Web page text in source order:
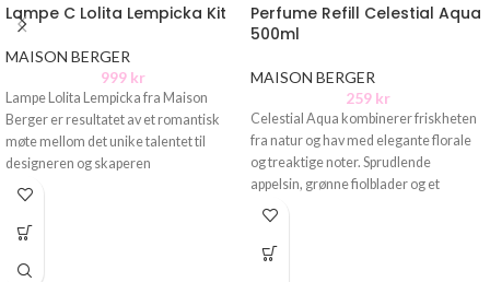
Lampe C Lolita Lempicka Kit
MAISON BERGER
999 kr
Lampe Lolita Lempicka fra Maison
Berger er resultatet av et romantisk
møte mellom det unike talentet til
designeren og skaperen
Perfume Refill Celestial Aqua
500ml
MAISON BERGER
259 kr
Celestial Aqua kombinerer friskheten
fra natur og hav med elegante florale
og treaktige noter. Sprudlende
appelsin, grønne fiolblader og et